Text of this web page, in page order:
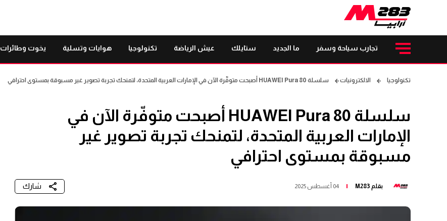
تجارب سياحة وسفر ما الجديد ستايلك عيش الرياضة تكنولوجيا هوايات وتسلية يخوت وطائرات
تكنولوجيا الالكترونيات سلسلة HUAWEI Pura 80 أصبحت متوفّرة الآن في الإمارات العربية المتحدة، لتمنحك تجربة تصوير غير مسبوقة بمستوى احترافي
سلسلة HUAWEI Pura 80 أصبحت متوفّرة الآن في
الإمارات العربية المتحدة، لتمنحك تجربة تصوير غير
مسبوقة بمستوى احترافي
بقلم M283 04 أغسطس 2025 شارك